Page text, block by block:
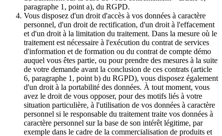
paragraphe 1, point a), du RGPD.
Vous disposez d'un droit d'accès à vos données à caractère
personnel, d'un droit de rectification, d'un droit à l'effacement
et d'un droit à la limitation du traitement. Dans la mesure où le
traitement est nécessaire à l'exécution du contrat de services
d'information et de formation ou du contrat de compte démo
auquel vous êtes partie, ou pour prendre des mesures à la suite
de votre demande avant la conclusion de ces contrats (article
6, paragraphe 1, point b) du RGPD), vous disposez également
d'un droit à la portabilité des données. À tout moment, vous
avez le droit de vous opposer, pour des motifs liés à votre
situation particulière, à l'utilisation de vos données à caractère
personnel si le responsable du traitement traite vos données à
caractère personnel sur la base de son intérêt légitime, par
exemple dans le cadre de la commercialisation de produits et